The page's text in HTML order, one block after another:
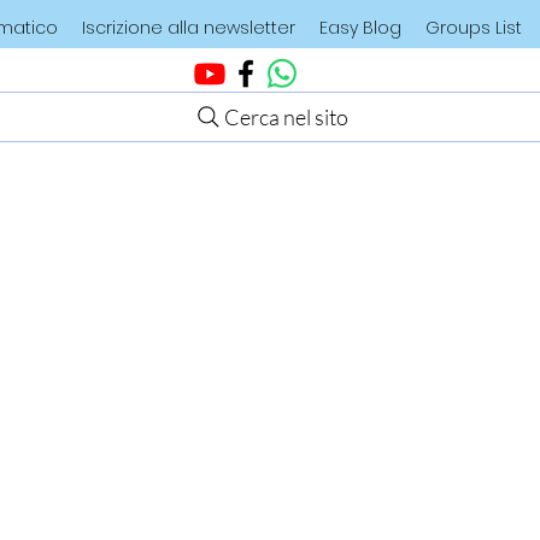
Iscrizione alla newsletter Easy Blog Groups List
Cerca nel sito